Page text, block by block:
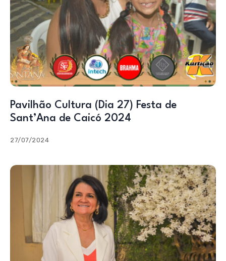
Pavilhão Cultura (Dia 27) Festa de
Sant’Ana de Caicó 2024
27/07/2024